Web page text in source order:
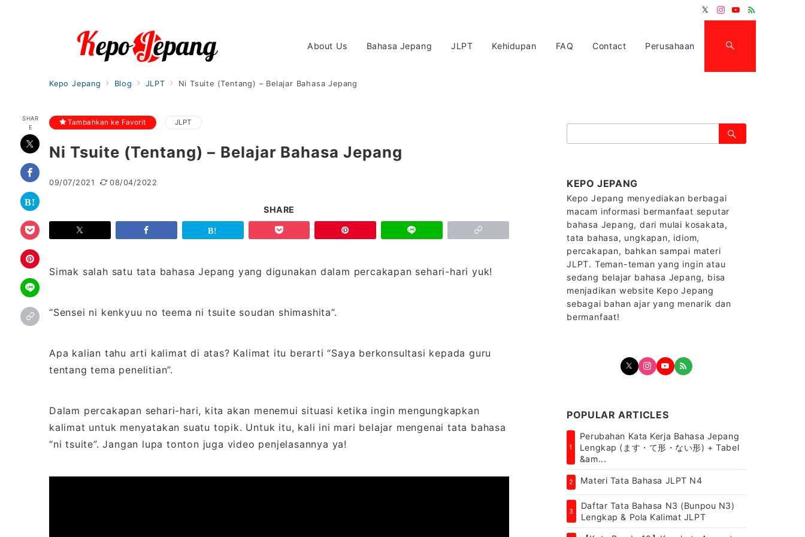
About Us Bahasa Jepang JLPT Kehidupan FAQ Contact Perusahaan
Kepo Jepang Blog JLPT Ni Tsuite (Tentang) – Belajar Bahasa Jepang
SHAR
E
Tambahkan ke Favorit JLPT
Ni Tsuite (Tentang) – Belajar Bahasa Jepang
09/07/2021 08/04/2022
SHARE
Simak salah satu tata bahasa Jepang yang digunakan dalam percakapan sehari-hari yuk!
“Sensei ni kenkyuu no teema ni tsuite soudan shimashita”.
Apa kalian tahu arti kalimat di atas? Kalimat itu berarti “Saya berkonsultasi kepada guru
tentang tema penelitian”.
Dalam percakapan sehari-hari, kita akan menemui situasi ketika ingin mengungkapkan
kalimat untuk menyatakan suatu topik. Untuk itu, kali ini mari belajar mengenai tata bahasa
“ni tsuite”. Jangan lupa tonton juga video penjelasannya ya!
索：
KEPO JEPANG
Kepo Jepang menyediakan berbagai
macam informasi bermanfaat seputar
bahasa Jepang, dari mulai kosakata,
tata bahasa, ungkapan, idiom,
percakapan, bahkan sampai materi
JLPT. Teman-teman yang ingin atau
sedang belajar bahasa Jepang, bisa
menjadikan website Kepo Jepang
sebagai bahan ajar yang menarik dan
bermanfaat!
POPULAR ARTICLES
1
Perubahan Kata Kerja Bahasa Jepang
Lengkap (ます・て形・ない形) + Tabel
&am...
2 Materi Tata Bahasa JLPT N4
3
Daftar Tata Bahasa N3 (Bunpou N3)
Lengkap & Pola Kalimat JLPT